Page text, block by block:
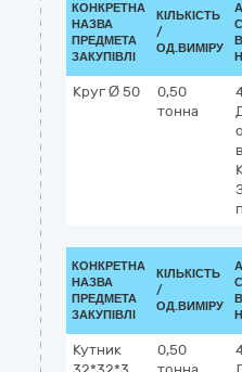
КОНКРЕТНА
НАЗВА
ПРЕДМЕТА
ЗАКУПІВЛІ
КІЛЬКІСТЬ
/
ОД.ВИМІРУ
Круг Ø 50
0,50
тонна
КОНКРЕТНА
НАЗВА
ПРЕДМЕТА
ЗАКУПІВЛІ
КІЛЬКІСТЬ
/
ОД.ВИМІРУ
Кутник
0,50